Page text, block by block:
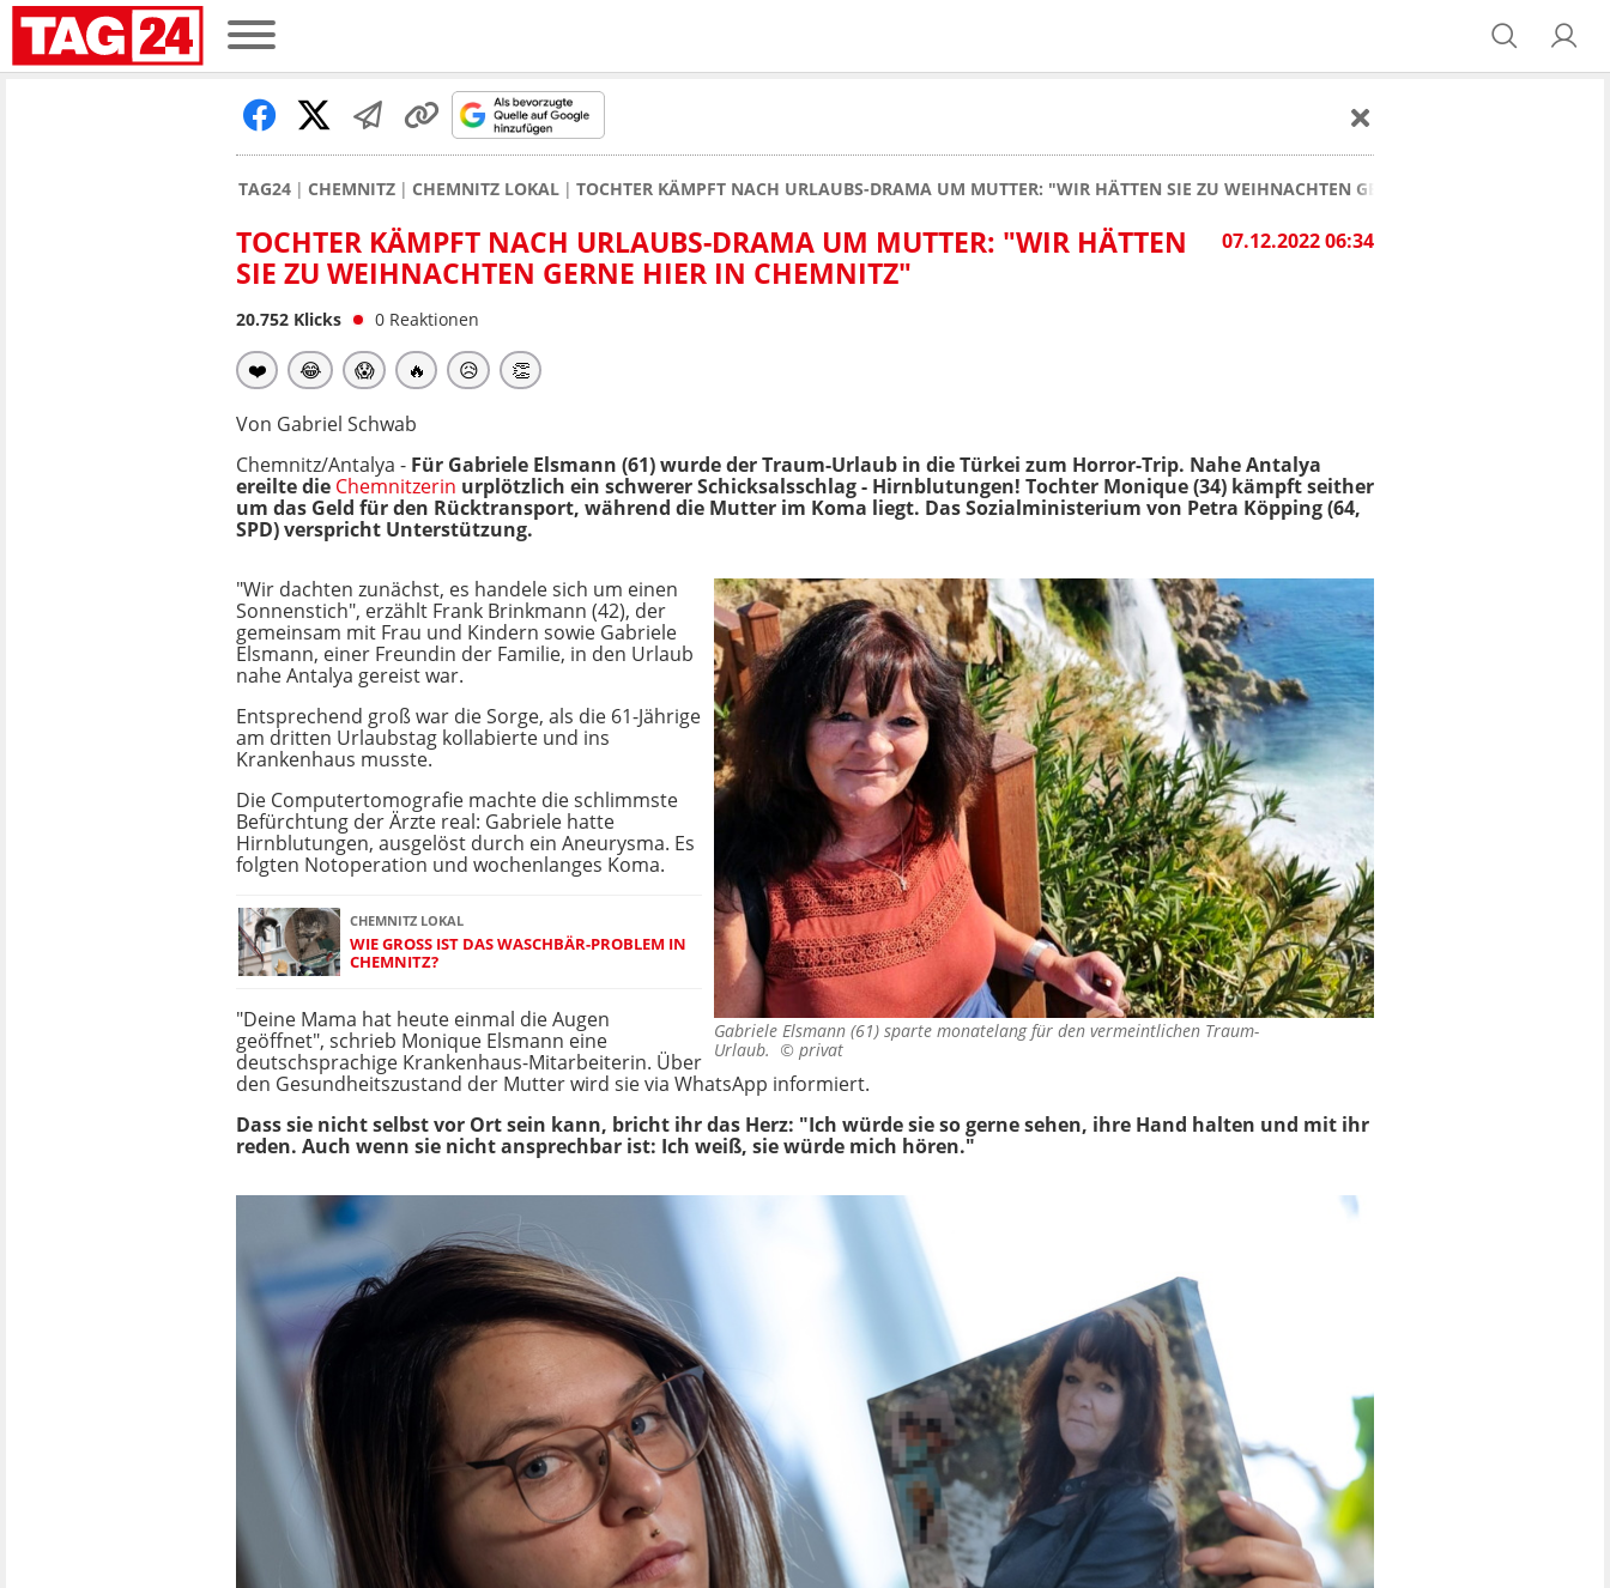
TAG24 CHEMNITZ CHEMNITZ LOKAL TOCHTER KÄMPFT NACH URLAUBS-DRAMA UM MUTTER: "WIR HÄTTEN SIE ZU WEIHNACHTEN GERNE HIER IN CHEMNITZ"
07.12.2022 06:34
TOCHTER KÄMPFT NACH URLAUBS-DRAMA UM MUTTER: "WIR HÄTTEN
SIE ZU WEIHNACHTEN GERNE HIER IN CHEMNITZ"
20.752 Klicks 0 Reaktionen
❤️ 😂 😱 🔥 😥 👏
Von Gabriel Schwab
Chemnitz/Antalya - Für Gabriele Elsmann (61) wurde der Traum-Urlaub in die Türkei zum Horror-Trip. Nahe Antalya
ereilte die Chemnitzerin urplötzlich ein schwerer Schicksalsschlag - Hirnblutungen! Tochter Monique (34) kämpft seither
um das Geld für den Rücktransport, während die Mutter im Koma liegt. Das Sozialministerium von Petra Köpping (64,
SPD) verspricht Unterstützung.
Gabriele Elsmann (61) sparte monatelang für den vermeintlichen Traum-
Urlaub. © privat
"Wir dachten zunächst, es handele sich um einen
Sonnenstich", erzählt Frank Brinkmann (42), der
gemeinsam mit Frau und Kindern sowie Gabriele
Elsmann, einer Freundin der Familie, in den Urlaub
nahe Antalya gereist war.
Entsprechend groß war die Sorge, als die 61-Jährige
am dritten Urlaubstag kollabierte und ins
Krankenhaus musste.
Die Computertomografie machte die schlimmste
Befürchtung der Ärzte real: Gabriele hatte
Hirnblutungen, ausgelöst durch ein Aneurysma. Es
folgten Notoperation und wochenlanges Koma.
CHEMNITZ LOKAL
WIE GROSS IST DAS WASCHBÄR-PROBLEM IN C
HEMNITZ?
"Deine Mama hat heute einmal die Augen
geöffnet", schrieb Monique Elsmann eine
deutschsprachige Krankenhaus-Mitarbeiterin. Über
den Gesundheitszustand der Mutter wird sie via WhatsApp informiert.
Dass sie nicht selbst vor Ort sein kann, bricht ihr das Herz: "Ich würde sie so gerne sehen, ihre Hand halten und mit ihr
reden. Auch wenn sie nicht ansprechbar ist: Ich weiß, sie würde mich hören."